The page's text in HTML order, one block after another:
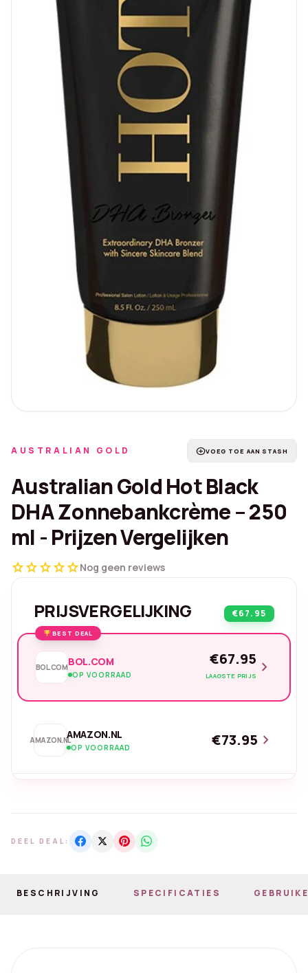
AUSTRALIAN GOLD add_circleVOEG TOE AAN STASH
Australian Gold Hot Black
DHA Zonnebankcrème – 250
ml - Prijzen Vergelijken
starstarstarstarstarNog geen reviews
PRIJSVERGELIJKING €67.95
BEST DEAL
BOL.COMBOL.COM
OP VOORRAAD
€67.95
LAAGSTE PRIJS chevron_right
AMAZON.NLAMAZON.NL
OP VOORRAAD €73.95 chevron_right
DEEL DEAL:
BESCHRIJVING SPECIFICATIES